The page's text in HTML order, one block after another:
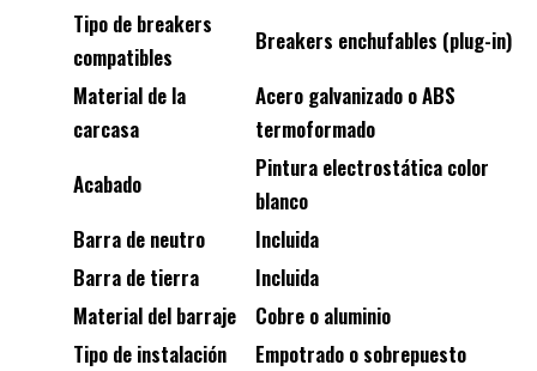
Tipo de breakers
compatibles
Breakers enchufables (plug-in)
Material de la
carcasa
Acero galvanizado o ABS
termoformado
Acabado
Pintura electrostática color
blanco
Barra de neutro
Incluida
Barra de tierra
Incluida
Material del barraje
Cobre o aluminio
Tipo de instalación
Empotrado o sobrepuesto